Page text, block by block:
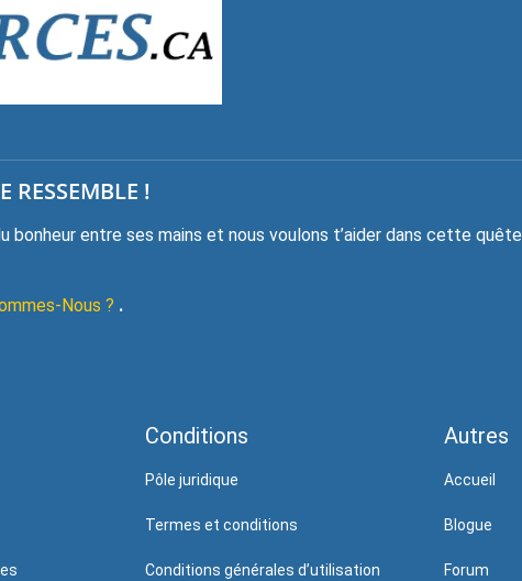
RESSEMBLE !
bonheur entre ses mains et nous voulons t’aider dans cette quête
Nous ? .
Conditions
Pôle juridique
Termes et conditions
Conditions générales d’utilisation
Autres
Accueil
Blogue
Forum